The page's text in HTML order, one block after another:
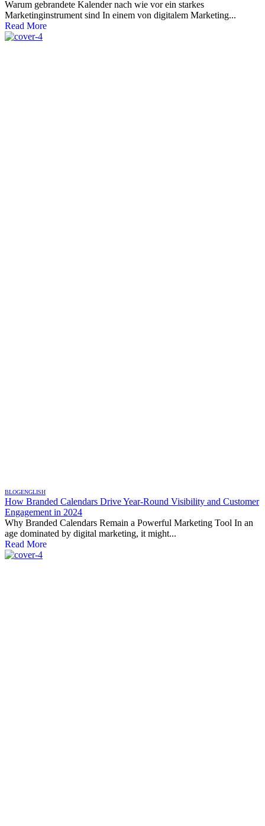
Warum gebrandete Kalender nach wie vor ein starkes
Marketinginstrument sind In einem von digitalem Marketing...
Read More
BLOGENGLISH
How Branded Calendars Drive Year-Round Visibility and Customer
Engagement in 2024
Why Branded Calendars Remain a Powerful Marketing Tool In an
age dominated by digital marketing, it might...
Read More